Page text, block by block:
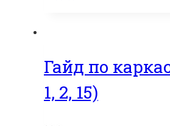
Гайд по
1, 2, 15)